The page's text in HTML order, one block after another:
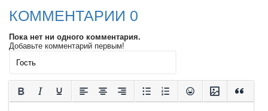
КОММЕНТАРИИ 0
Пока нет ни одного комментария.
Добавьте комментарий первым!